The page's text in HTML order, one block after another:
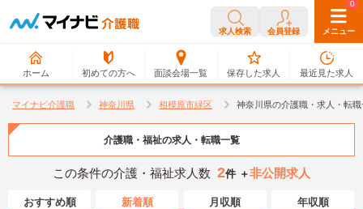
求人検索 会員登録 メニュー
ホーム 初めての方へ 面談会場一覧
0
保存した求人
0
最近見た求人
マイナビ介護職 神奈川県 相模原市緑区 神奈川県の介護職・求人・転職
介護職・福祉の求人・転職一覧
この条件の介護・福祉求人数 2件 ＋非公開求人
おすすめ順 新着順 月収順 年収順